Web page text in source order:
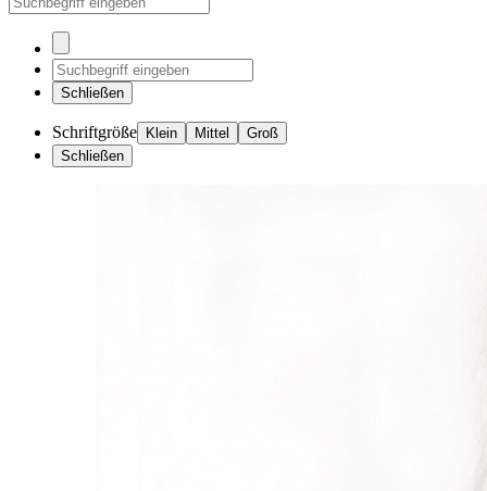
Schließen
Schriftgröße Klein Mittel
Groß
Schließen